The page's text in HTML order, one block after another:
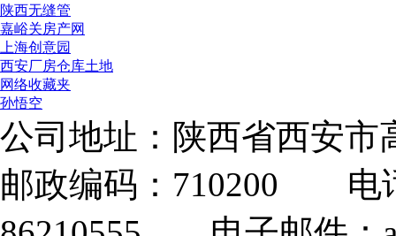
陕西无缝管
嘉峪关房产网
上海创意园
西安厂房仓库土地
网络收藏夹
孙悟空
公司地址：陕西省西安市
邮政编码：710200 电